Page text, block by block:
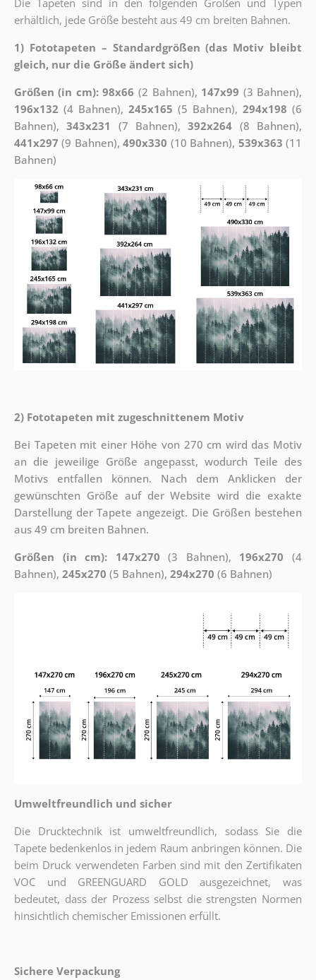
Die Tapeten sind in den folgenden Größen und Typen
erhältlich, jede Größe besteht aus 49 cm breiten Bahnen.
1) Fototapeten – Standardgrößen (das Motiv bleibt
gleich, nur die Größe ändert sich)
Größen (in cm): 98x66 (2 Bahnen), 147x99 (3 Bahnen),
196x132 (4 Bahnen), 245x165 (5 Bahnen),294x198 (6
Bahnen),343x231 (7 Bahnen),392x264 (8 Bahnen),
441x297 (9 Bahnen),490x330 (10 Bahnen), 539x363 (11
Bahnen)
2) Fototapeten mit zugeschnittenem Motiv
Bei Tapeten mit einer Höhe von 270 cm wird das Motiv
an die jeweilige Größe angepasst, wodurch Teile des
Motivs entfallen können. Nach dem Anklicken der
gewünschten Größe auf der Website wird die exakte
Darstellung der Tapete angezeigt. Die Größen bestehen
aus 49 cm breiten Bahnen.
Größen (in cm): 147x270 (3 Bahnen), 196x270 (4
Bahnen), 245x270 (5 Bahnen), 294x270 (6 Bahnen)
Umweltfreundlich und sicher
Die Drucktechnik ist umweltfreundlich, sodass Sie die
Tapete bedenkenlos in jedem Raum anbringen können. Die
beim Druck verwendeten Farben sind mit den Zertifikaten
VOC und GREENGUARD GOLD ausgezeichnet, was
bedeutet, dass der Prozess selbst die strengsten Normen
hinsichtlich chemischer Emissionen erfüllt.
Sichere Verpackung